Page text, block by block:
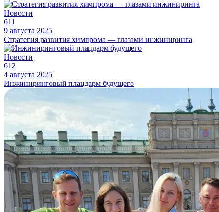
Новости
611
9 августа 2025
Стратегия развития химпрома — глазами инжиниринга
Новости
612
4 августа 2025
Инжиниринговый плацдарм будущего